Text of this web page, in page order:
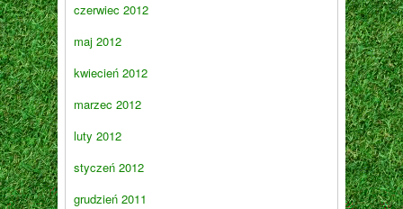
czerwiec 2012
maj 2012
kwiecień 2012
marzec 2012
luty 2012
styczeń 2012
grudzień 2011